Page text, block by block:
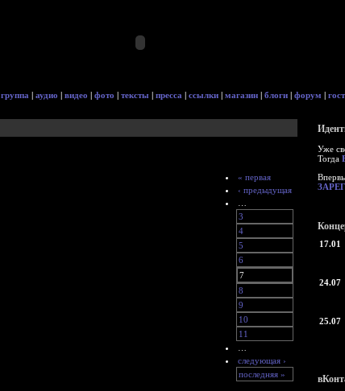
группа | аудио | видео | фото | тексты | пресса | ссылки | магазин | блоги | форум |
« первая
‹ предыдущая
3
4
5
6
7
8
9
10
11
следующая ›
последняя »
Уже
Тогда
17.01
24.07
25.07